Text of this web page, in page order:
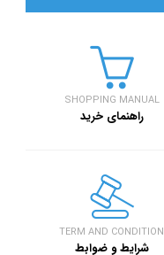
SHOPPING MANUAL
راهنمای خرید
TERM AND CONDITION
شرایط و ضوابط